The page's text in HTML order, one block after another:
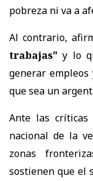
pobreza ni va a
Al contrario,
trabajas" y lo
generar
que sea un
Ante las
nacional de la
zonas
sostienen que el